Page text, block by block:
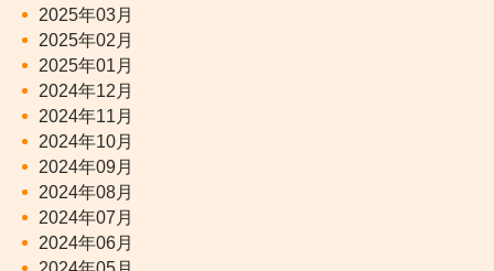
2025年03月
2025年02月
2025年01月
2024年12月
2024年11月
2024年10月
2024年09月
2024年08月
2024年07月
2024年06月